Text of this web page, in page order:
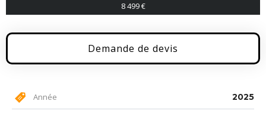
8 499 €
Demande de devis
Année 2025